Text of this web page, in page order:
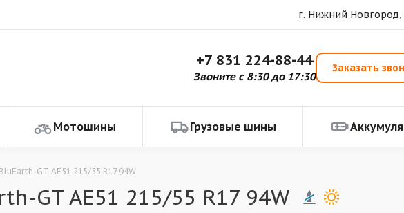
г. Нижний Новгород,
+7 831 224-88-44
Звоните с 8:30 до 17:30
Заказать
Мотошины Грузовые шины
GT AE51 215/55 R17 94W
GT AE51 215/55 R17 94W